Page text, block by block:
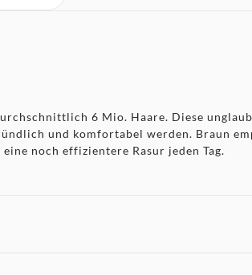
6 Mio. Haare. Diese
und komfortabel werden. Braun
noch effizientere Rasur jeden Tag.